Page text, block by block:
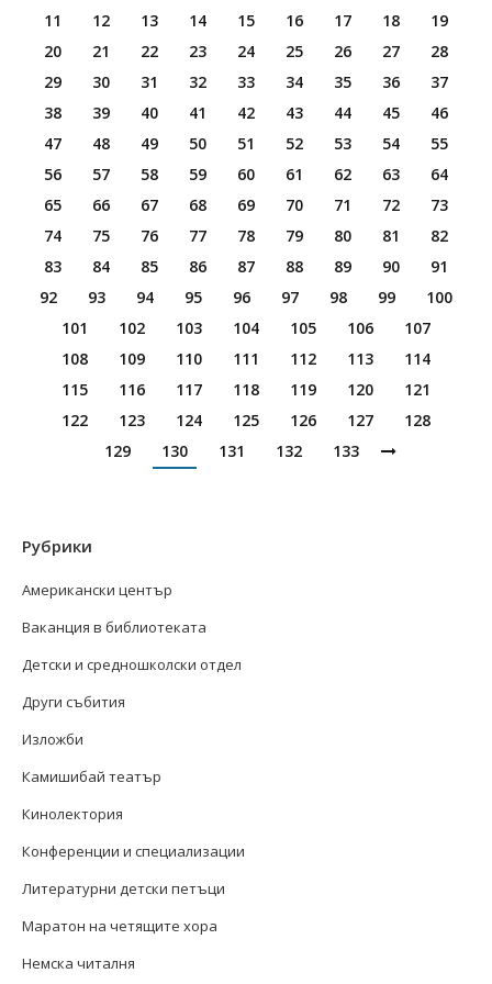
11
12 13 14 15 16 17 18
19
20
21 22 23 24 25 26 27
28
29
30 31 32 33 34 35 36
37
38
39 40 41 42 43 44 45
46
47
48 49 50 51 52 53 54
55
56
57 58 59 60 61 62 63
64
65
66 67 68 69 70 71 72
73
74
75 76 77 78 79 80 81
82
83
84 85 86 87 88 89 90
91
92
93 94 95 96 97 98 99
100
101
102 103 104 105 106
107
108
109 110 111 112 113
114
115
116 117 118 119 120
121
122
123 124 125 126 127
128
129
130 131 132 133
Рубрики
Американски център
Ваканция в библиотеката
Детски и средношколски отдел
Други събития
Изложби
Камишибай театър
Кинолектория
Конференции и специализации
Литературни детски петъци
Маратон на четящите хора
Немска читалня